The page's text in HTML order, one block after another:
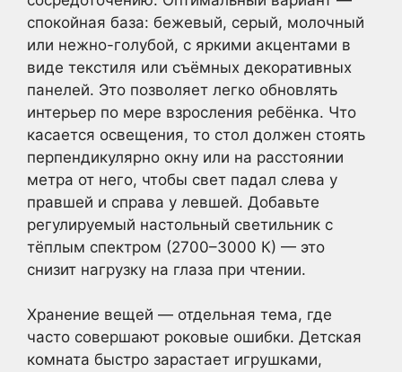
спокойная база: бежевый, серый, молочный
или нежно-голубой, с яркими акцентами в
виде текстиля или съёмных декоративных
панелей. Это позволяет легко обновлять
интерьер по мере взросления ребёнка. Что
касается освещения, то стол должен стоять
перпендикулярно окну или на расстоянии
метра от него, чтобы свет падал слева у
правшей и справа у левшей. Добавьте
регулируемый настольный светильник с
тёплым спектром (2700–3000 К) — это
снизит нагрузку на глаза при чтении.
Хранение вещей — отдельная тема, где
часто совершают роковые ошибки. Детская
комната быстро зарастает игрушками,